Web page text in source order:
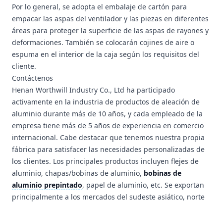
Por lo general, se adopta el embalaje de cartón para
empacar las aspas del ventilador y las piezas en diferentes
áreas para proteger la superficie de las aspas de rayones y
deformaciones. También se colocarán cojines de aire o
espuma en el interior de la caja según los requisitos del
cliente.
Contáctenos
Henan Worthwill Industry Co., Ltd ha participado
activamente en la industria de productos de aleación de
aluminio durante más de 10 años, y cada empleado de la
empresa tiene más de 5 años de experiencia en comercio
internacional. Cabe destacar que tenemos nuestra propia
fábrica para satisfacer las necesidades personalizadas de
los clientes. Los principales productos incluyen flejes de
aluminio, chapas/bobinas de aluminio, bobinas de
aluminio prepintado, papel de aluminio, etc. Se exportan
principalmente a los mercados del sudeste asiático, norte